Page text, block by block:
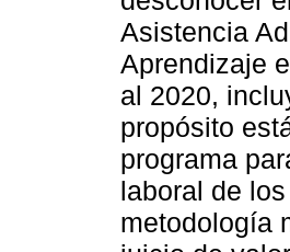
Asistencia
Aprendizaje
al 2020,
propósito
programa
laboral de
metodología